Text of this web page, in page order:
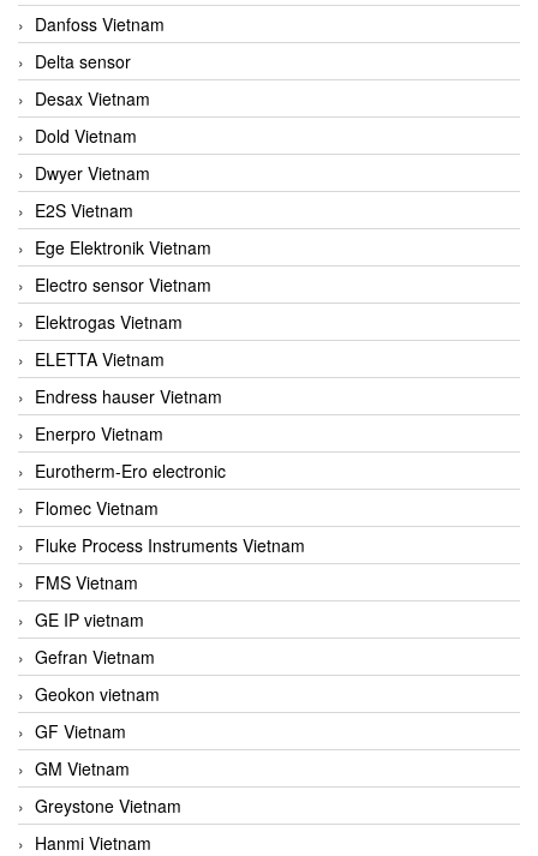
Danfoss Vietnam
Delta sensor
Desax Vietnam
Dold Vietnam
Dwyer Vietnam
E2S Vietnam
Ege Elektronik Vietnam
Electro sensor Vietnam
Elektrogas Vietnam
ELETTA Vietnam
Endress hauser Vietnam
Enerpro Vietnam
Eurotherm-Ero electronic
Flomec Vietnam
Fluke Process Instruments Vietnam
FMS Vietnam
GE IP vietnam
Gefran Vietnam
Geokon vietnam
GF Vietnam
GM Vietnam
Greystone Vietnam
Hanmi Vietnam